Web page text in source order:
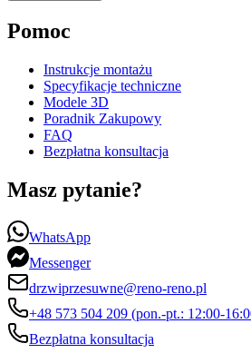
Pomoc
Instrukcje montażu
Specyfikacje techniczne
Modele 3D
Poradnik Zakupowy
FAQ
Bezpłatna konsultacja
Masz pytanie?
WhatsApp
Messenger
drzwiprzesuwne@reno-reno.pl
+48 573 504 209 (pon.-pt.: 12:00-
Bezpłatna konsultacja